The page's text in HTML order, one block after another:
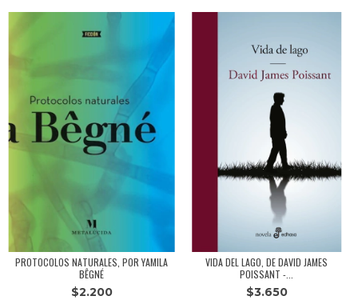
PROTOCOLOS NATURALES, POR YAMILA
BÊGNÉ
$2.200
VIDA DEL LAGO, DE DAVID JAMES
POISSANT -...
$3.650